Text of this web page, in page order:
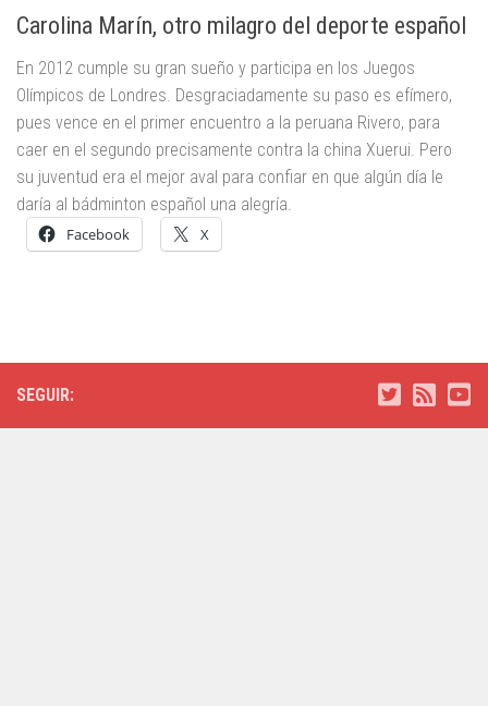
Carolina Marín, otro milagro del deporte español
En 2012 cumple su gran sueño y participa en los Juegos
Olímpicos de Londres. Desgraciadamente su paso es efímero,
pues vence en el primer encuentro a la peruana Rivero, para
caer en el segundo precisamente contra la china Xuerui. Pero
su juventud era el mejor aval para confiar en que algún día le
daría al bádminton español una alegría.
Facebook X
SEGUIR: